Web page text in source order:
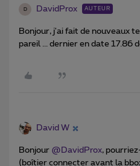
D DavidProx AUTEUR
Bonjour, j'ai fait de nouveaux
pareil ... dernier en date 17.86
David W
Bonjour @DavidProx,
(boîtier connecter avant la